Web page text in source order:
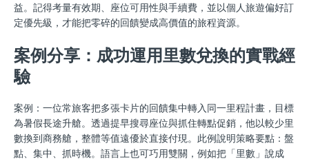
益。記得考量有效期、座位可用性與手續費，並以個人旅遊偏好訂
定優先級，才能把零碎的回饋變成高價值的旅程資源。
案例分享：成功運用里數兌換的實戰經
驗
案例：一位常旅客把多張卡片的回饋集中轉入同一里程計畫，目標
為暑假長途升艙。透過提早搜尋座位與抓住轉點促銷，他以較少里
數換到商務艙，整體等值遠優於直接付現。此例說明策略要點：盤
點、集中、抓時機。語言上也可巧用雙關，例如把「里數」說成